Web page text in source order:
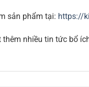
sản phẩm tại: https://
nhiều tin tức bổ